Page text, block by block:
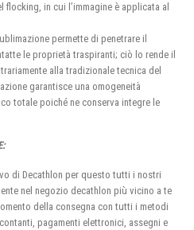
flocking, in cui l’immagine è applicata al
permette di penetrare il
le proprietà traspiranti; ciò lo rende il
alla tradizionale tecnica del
garantisce una omogeneità
totale poiché ne conserva integre le
di Decathlon per questo tutti i nostri
nel negozio decathlon più vicino a te
della consegna con tutti i metodi
pagamenti elettronici, assegni e